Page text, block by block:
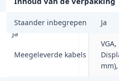
Ja
Staander inbegrepen Ja
Meegeleverde kabels
mm),